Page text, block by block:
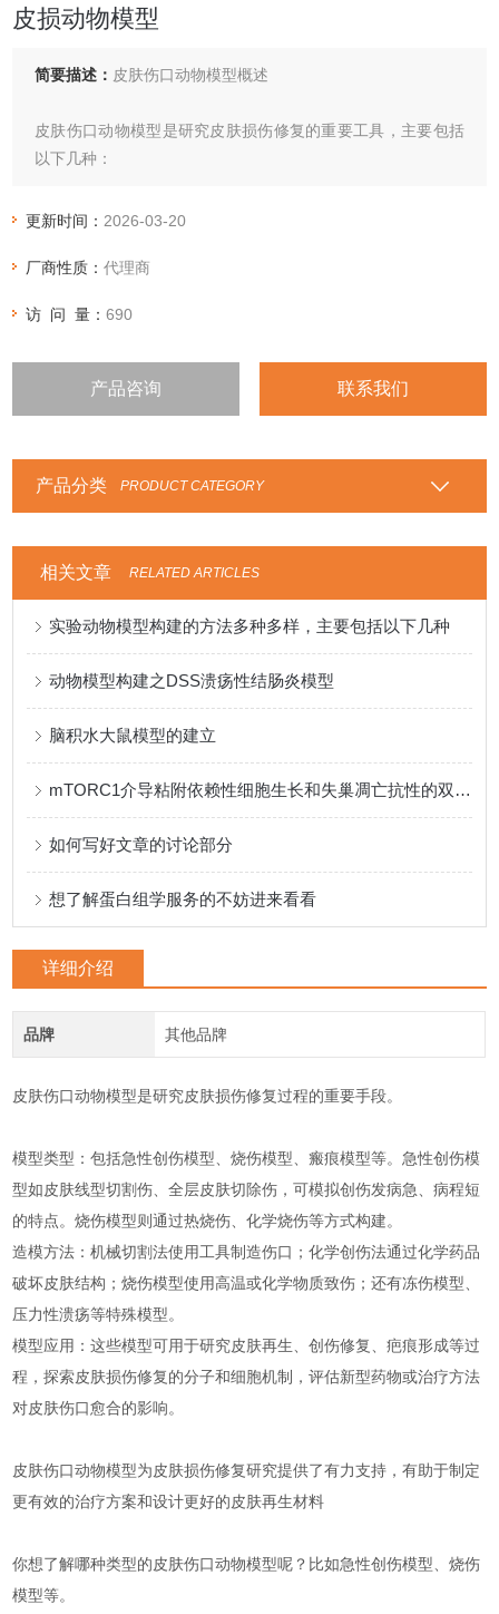
皮损动物模型
简要描述： ‌皮肤伤口动物模型概述‌
皮肤伤口动物模型是研究皮肤损伤修复的重要工具，主要包括
以下几种：
‌急性创伤模型‌
‌皮肤切线伤‌：利用利刀产生线状切口，可深至皮下，用于测定
‌皮肤切除伤‌：利用特制打孔器或利刀全层切除皮肤，用于评价
‌创面死腔模型‌：切除创面后植入多孔材料形成死腔，用于创面
更新时间： 2026-03-20
厂商性质：代理商
访 问 量：690
产品咨询 联系我们
产品分类 PRODUCT CATEGORY
相关文章 RELATED ARTICLES
实验动物模型构建的方法多种多样，主要包括以下几种
动物模型构建之DSS溃疡性结肠炎模型
脑积水大鼠模型的建立
mTORC1介导粘附依赖性细胞生长和失巢凋亡抗性的双相机制研究
如何写好文章的讨论部分
想了解蛋白组学服务的不妨进来看看
详细介绍
品牌 其他品牌
‌皮肤伤口动物模型是研究皮肤损伤修复过程的重要手段‌。
‌模型类型‌：包括急性创伤模型、烧伤模型、瘢痕模型等。急性创伤模
型如皮肤线型切割伤、全层皮肤切除伤，可模拟创伤发病急、病程短
的特点。烧伤模型则通过热烧伤、化学烧伤等方式构建。
‌造模方法‌：机械切割法使用工具制造伤口；化学创伤法通过化学药品
破坏皮肤结构；烧伤模型使用高温或化学物质致伤；还有冻伤模型、
压力性溃疡等特殊模型。
‌模型应用‌：这些模型可用于研究皮肤再生、创伤修复、疤痕形成等过
程，探索皮肤损伤修复的分子和细胞机制，评估新型药物或治疗方法
对皮肤伤口愈合的影响。
皮肤伤口动物模型为皮肤损伤修复研究提供了有力支持，有助于制定
更有效的治疗方案和设计更好的皮肤再生材料‌
你想了解哪种类型的皮肤伤口动物模型呢？比如急性创伤模型、烧伤
模型等。